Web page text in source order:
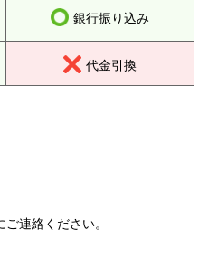
銀行振り込み
代金引換
連絡ください。